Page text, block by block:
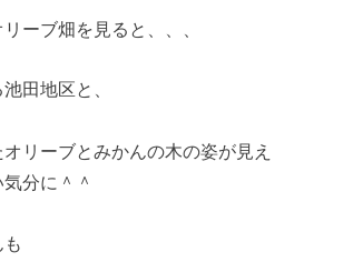
ーブ畑を見ると、、、
田地区と、
リーブとみかんの木の姿が見え
分に＾＾